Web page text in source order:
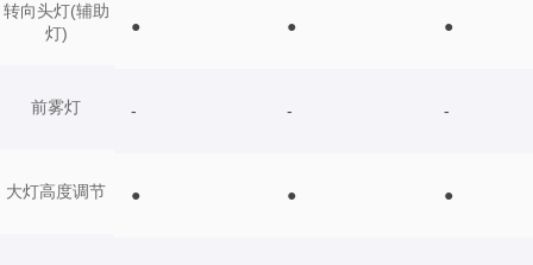
转向头灯(辅助
灯)
前雾灯
大灯高度调节
● ● ●
- - -
● ● ●